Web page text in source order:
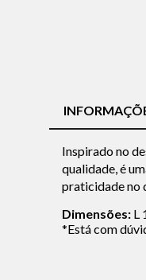
Inspirado no
qualidade, é
praticidade no
Dimensões: L
*Está com